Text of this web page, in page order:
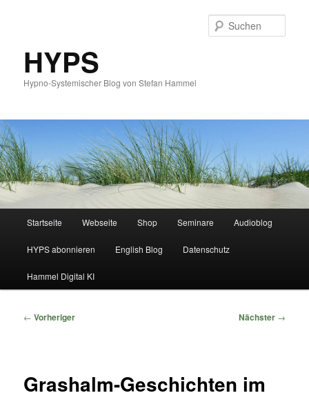
HYPS
Hypno-Systemischer Blog von Stefan Hammel
Zum
primären
Inhalt
springen
Zum
sekundären
Inhalt
springen
Startseite Webseite Shop Seminare Audioblog
HYPS abonnieren English Blog Datenschutz
Hammel Digital KI
Beitragsnavigation
← Vorheriger Nächster →
Grashalm-Geschichten im